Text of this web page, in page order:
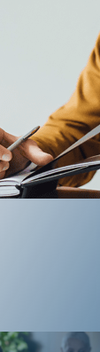
l'expérience